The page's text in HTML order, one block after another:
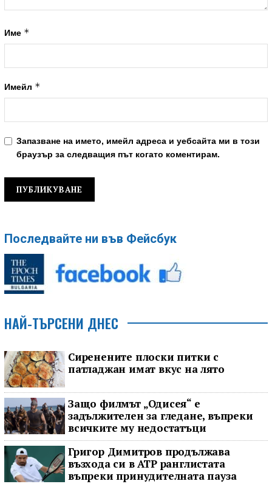
Име *
Имейл *
Запазване на името, имейл адреса и уебсайта ми в този
браузър за следващия път когато коментирам.
Последвайте ни във Фейсбук
НАЙ-ТЪРСЕНИ ДНЕС
Сиренените плоски питки с
патладжан имат вкус на лято
Защо филмът „Одисея“ е
задължителен за гледане, въпреки
всичките му недостатъци
Григор Димитров продължава
възхода си в ATP ранглистата
въпреки принудителната пауза